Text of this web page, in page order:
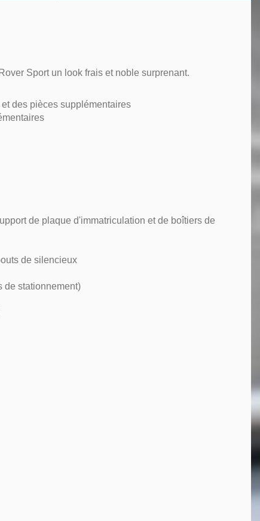
Sport un look frais et noble surprenant.
des pièces supplémentaires
de plaque d'immatriculation et de boîtiers de
de silencieux
de stationnement)